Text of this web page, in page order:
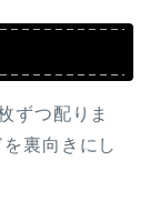
ずつ配りま
裏向きにし